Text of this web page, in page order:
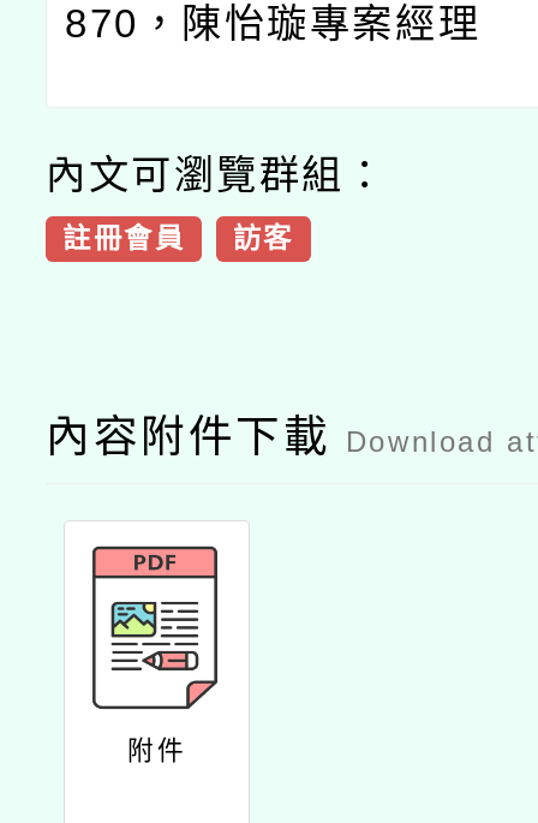
870，陳怡璇專案經理
內文可瀏覽群組：
註冊會員 訪客
內容附件下載 Download
附件